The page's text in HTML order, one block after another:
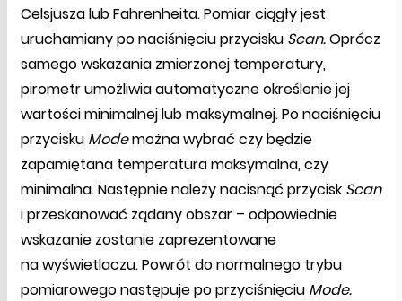
Celsjusza lub Fahrenheita. Pomiar ciągły jest
uruchamiany po naciśnięciu przycisku Scan.Oprócz
samego wskazania zmierzonej temperatury,
pirometr umożliwia automatyczne określenie jej
wartości minimalnej lub maksymalnej. Po naciśnięciu
przycisku Modemożna wybrać czy będzie
zapamiętana temperatura maksymalna, czy
minimalna. Następnie należy nacisnąć przycisk Scan
i przeskanować żądany obszar – odpowiednie
wskazanie zostanie zaprezentowane
na wyświetlaczu. Powrót do normalnego trybu
pomiarowego następuje po przyciśnięciu Mode.